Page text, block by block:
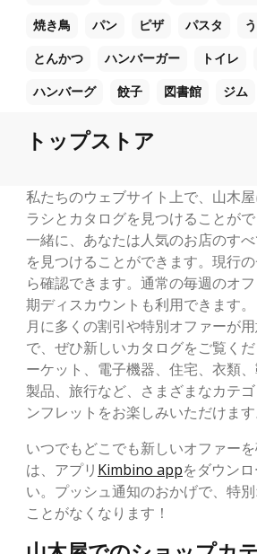
焼き鳥 パン ピザ パスタ
とんかつ ハンバーガー トイレ
ハンバーグ 餃子 図書館 ジム
トップストア
私たちのウェブサイト上で、山木
ラシとカタログを見つけることが
一緒に、あなたは人気のお店のす
を見つけることができます。現行
ら確認できます。通常の毎週のオ
期ディスカウントも利用できます
月に多くの割引や特別オファーが
で、ぜひ新しいカタログをご覧く
ーケット、電子機器、住宅、衣類
製品、旅行など、さまざまなカテ
ンフレットをお楽しみいただけます
いつでもどこでも新しいオファー
は、アプリ Kimbino appをダウン
い。プッシュ通知のおかげで、特
ことがなくなります！